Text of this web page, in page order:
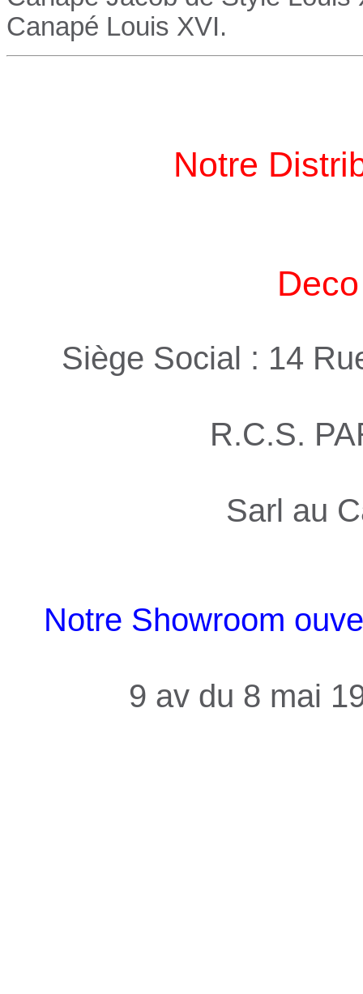
Canapé Louis XVI.
Notre
Siège Social : 14
R.C.S.
Sarl au
Notre Showroom
9 av du 8 mai